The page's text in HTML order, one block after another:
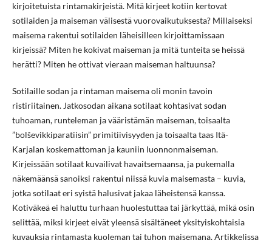
kirjoitetuista rintamakirjeistä. Mitä kirjeet kotiin kertovat
sotilaiden ja maiseman välisestä vuorovaikutuksesta? Millaiseksi
maisema rakentui sotilaiden läheisilleen kirjoittamissaan
kirjeissä? Miten he kokivat maiseman ja mitä tunteita se heissä
herätti? Miten he ottivat vieraan maiseman haltuunsa?
Sotilaille sodan ja rintaman maisema oli monin tavoin
ristiriitainen. Jatkosodan aikana sotilaat kohtasivat sodan
tuhoaman, runteleman ja vääristämän maiseman, toisaalta
”bolševikkiparatiisin” primitiivisyyden ja toisaalta taas Itä-
Karjalan koskemattoman ja kauniin luonnonmaiseman.
Kirjeissään sotilaat kuvailivat havaitsemaansa, ja pukemalla
näkemäänsä sanoiksi rakentui niissä kuvia maisemasta – kuvia,
jotka sotilaat eri syistä halusivat jakaa läheistensä kanssa.
Kotiväkeä ei haluttu turhaan huolestuttaa tai järkyttää, mikä osin
selittää, miksi kirjeet eivät yleensä sisältäneet yksityiskohtaisia
kuvauksia rintamasta kuoleman tai tuhon maisemana. Artikkelissa